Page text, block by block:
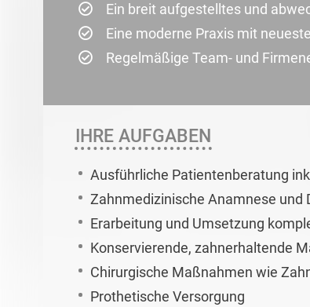
Ein breit aufgestelltes und
Eine moderne Praxis mit
Regelmäßige Team- und
IHRE AUFGABEN
Ausführliche Patientenberatung
Zahnmedizinische Anamnese und
Erarbeitung und Umsetzung
Konservierende, zahnerhaltende
Chirurgische Maßnahmen wie
Prothetische Versorgung